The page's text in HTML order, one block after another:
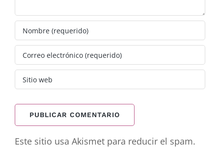
Este sitio usa Akismet para reducir el spam.